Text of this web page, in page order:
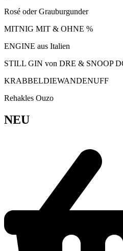
Rosé oder Grauburgunder
MITNIG MIT & OHNE %
ENGINE aus Italien
STILL GIN von DRE & SNOOP
KRABBELDIEWANDENUFF
Rehakles Ouzo
NEU